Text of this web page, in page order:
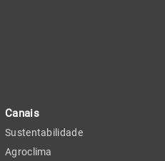
Canais
Sustentabilidade
Agroclima